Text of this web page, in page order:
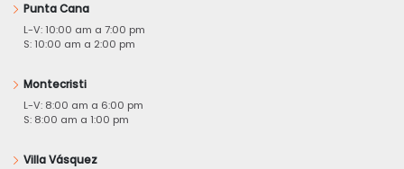
Punta Cana
L-V: 10:00 am a 7:00 pm
S: 10:00 am a 2:00 pm
Montecristi
L-V: 8:00 am a 6:00 pm
S: 8:00 am a 1:00 pm
Villa Vásquez